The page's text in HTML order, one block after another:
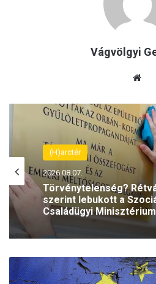
Vágvölgyi
p
(H)arctér
2026.08.07.
Törvénytelenség?
szerint lebukott a
Családügyi Minisztérium